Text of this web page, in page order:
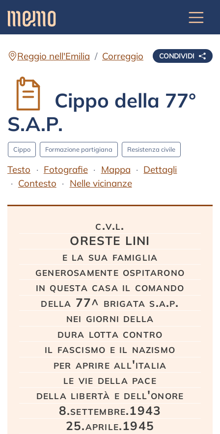
CONDIVIDI
Reggio nell'Emilia Correggio
Cippo della 77°
S.A.P.
Cippo Formazione partigiana Resistenza civile
Testo Fotografie Mappa
Dettagli
Contesto
Nelle vicinanze
c.v.l.
ORESTE LINI
e la sua famiglia
generosamente ospitarono
in questa casa il comando
della 77^ brigata s.a.p.
nei giorni della
dura lotta contro
il fascismo e il nazismo
per aprire all'italia
le vie della pace
della libertà e dell'onore
8.settembre.1943
25.aprile.1945